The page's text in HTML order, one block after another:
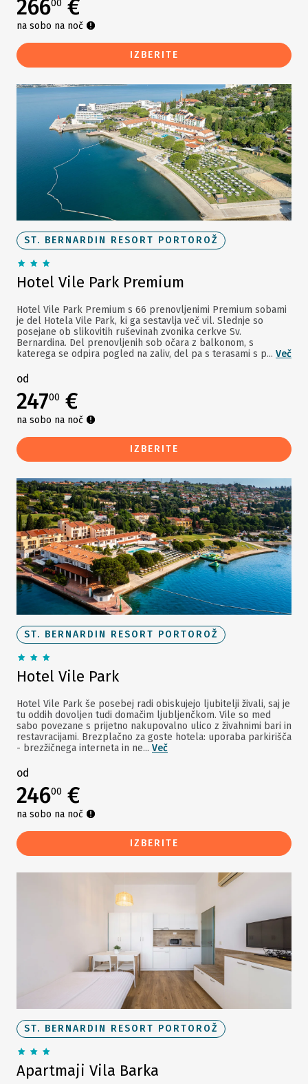
26600 €
na sobo na noč
IZBERITE
ST. BERNARDIN RESORT PORTOROŽ
Hotel Vile Park Premium
Hotel Vile Park Premium s 66 prenovljenimi Premium sobami
je del Hotela Vile Park, ki ga sestavlja več vil. Slednje so
posejane ob slikovitih ruševinah zvonika cerkve Sv.
Bernardina. Del prenovljenih sob očara z balkonom, s
katerega se odpira pogled na zaliv, del pa s terasami s p... Več
od
24700 €
na sobo na noč
IZBERITE
ST. BERNARDIN RESORT PORTOROŽ
Hotel Vile Park
Hotel Vile Park še posebej radi obiskujejo ljubitelji živali, saj je
tu oddih dovoljen tudi domačim ljubljenčkom. Vile so med
sabo povezane s prijetno nakupovalno ulico z živahnimi bari in
restavracijami. Brezplačno za goste hotela: uporaba parkirišča
- brezžičnega interneta in ne... Več
od
24600 €
na sobo na noč
IZBERITE
ST. BERNARDIN RESORT PORTOROŽ
Apartmaji Vila Barka